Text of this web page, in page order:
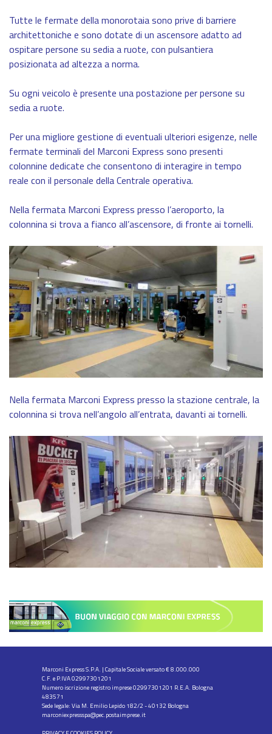
Tutte le fermate della monorotaia sono prive di barriere
architettoniche e sono dotate di un ascensore adatto ad
ospitare persone su sedia a ruote, con pulsantiera
posizionata ad altezza a norma.
Su ogni veicolo è presente una postazione per persone su
sedia a ruote.
Per una migliore gestione di eventuali ulteriori esigenze, nelle
fermate terminali del Marconi Express sono presenti
colonnine dedicate che consentono di interagire in tempo
reale con il personale della Centrale operativa.
Nella fermata Marconi Express presso l’aeroporto, la
colonnina si trova a fianco all’ascensore, di fronte ai tornelli.
Nella fermata Marconi Express presso la stazione centrale, la
colonnina si trova nell’angolo all’entrata, davanti ai tornelli.
Marconi Express S.P.A. | Capitale Sociale versato € 8.000.000
C.F. e P.IVA 02997301201
Numero iscrizione registro imprese 02997301201 R.E.A. Bologna
483571
Sede legale: Via M. Emilio Lepido 182/2 - 40132 Bologna
marconiexpressspa@pec.postaimprese.it